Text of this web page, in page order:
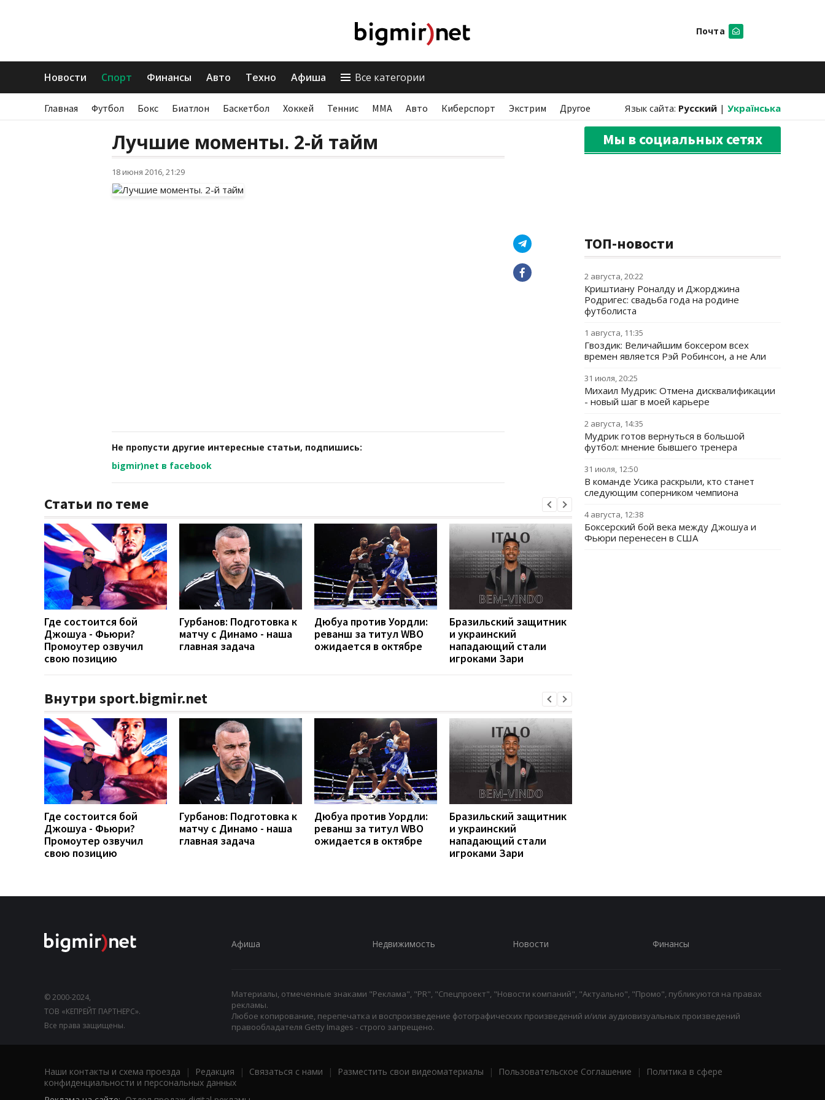
Почта
Новости Спорт Финансы Авто Техно Афиша Все категории
Главная Футбол Бокс Биатлон Баскетбол Хоккей Теннис ММА Авто Киберспорт Экстрим Другое Язык сайта: Русский | Українська
Лучшие моменты. 2-й тайм
18 июня 2016, 21:29
Не пропусти другие интересные статьи, подпишись:
bigmir)net в facebook
Статьи по теме
Где состоится бой
Джошуа - Фьюри?
Промоутер озвучил
свою позицию
Гурбанов: Подготовка к
матчу с Динамо - наша
главная задача
Дюбуа против Уордли:
реванш за титул WBO
ожидается в октябре
Бразильский защитник
и украинский
нападающий стали
игроками Зари
Внутри sport.bigmir.net
Где состоится бой
Джошуа - Фьюри?
Промоутер озвучил
свою позицию
Гурбанов: Подготовка к
матчу с Динамо - наша
главная задача
Дюбуа против Уордли:
реванш за титул WBO
ожидается в октябре
Бразильский защитник
и украинский
нападающий стали
игроками Зари
Мы в социальных сетях
ТОП-новости
2 августа, 20:22
Криштиану Роналду и Джорджина
Родригес: свадьба года на родине
футболиста
1 августа, 11:35
Гвоздик: Величайшим боксером всех
времен является Рэй Робинсон, а не Али
31 июля, 20:25
Михаил Мудрик: Отмена дисквалификации
- новый шаг в моей карьере
2 августа, 14:35
Мудрик готов вернуться в большой
футбол: мнение бывшего тренера
31 июля, 12:50
В команде Усика раскрыли, кто станет
следующим соперником чемпиона
4 августа, 12:38
Боксерский бой века между Джошуа и
Фьюри перенесен в США
© 2000-2024,
ТОВ «КЕПРЕЙТ ПАРТНЕРС».
Все права защищены.
Афиша Недвижимость Новости Финансы
Материалы, отмеченные знаками "Реклама", "PR", "Спецпроект", "Новости компаний", "Актуально", "Промо", публикуются на правах
рекламы.
Любое копирование, перепечатка и воспроизведение фотографических произведений и/или аудиовизуальных произведений
правообладателя Getty Images - строго запрещено.
Наши контакты и схема проезда | Редакция | Связаться с нами | Разместить свои видеоматериалы | Пользовательское Соглашение |
Политика в сфере
конфиденциальности и персональных данных